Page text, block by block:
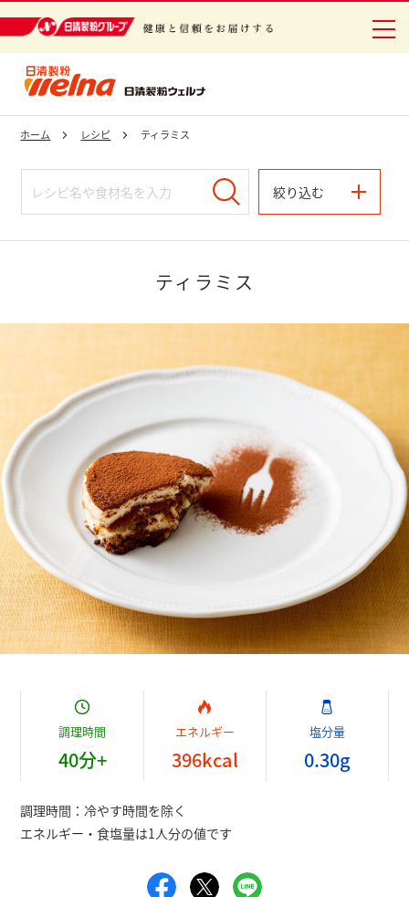
ホーム レシピ ティラミス
絞り込む
ティラミス
調理時間
40分+
エネルギー
396kcal
塩分量
0.30g
調理時間： 冷やす時間を除く
エネルギー・食塩量は1人分の値です